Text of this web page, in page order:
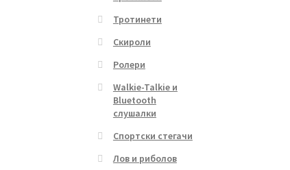
Тротинети
Скироли
Ролери
Walkie-Talkie и
Bluetooth
слушалки
Спортски стегачи
Лов и риболов